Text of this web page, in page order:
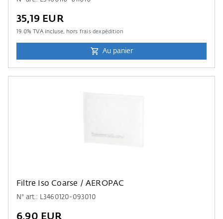
35,19 EUR
19.0% TVA incluse, hors frais dexpédition
Au panier
Filtre Iso Coarse / AEROPAC
N° art.: L3460120-093010
6,90 EUR